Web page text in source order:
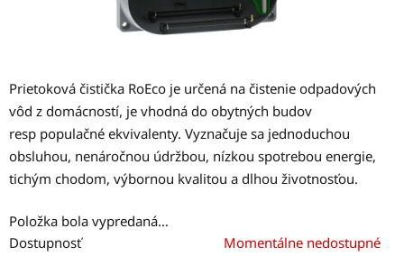
Prietoková čistička RoEco je určená na čistenie odpadových
vôd z domácností, je vhodná do obytných budov
resp populačné ekvivalenty. Vyznačuje sa jednoduchou
obsluhou, nenáročnou údržbou, nízkou spotrebou energie,
tichým chodom, výbornou kvalitou a dlhou životnosťou.
Položka bola vypredaná…
Dostupnosť
Momentálne nedostupné